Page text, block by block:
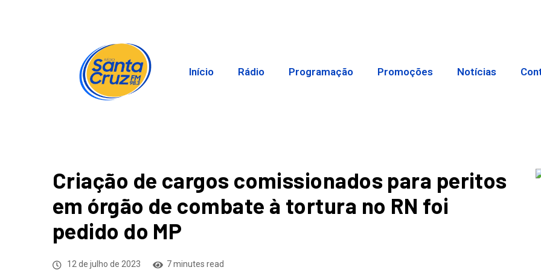
Início Rádio Programação Promoções Notícias
Criação de cargos comissionados para peritos
em órgão de combate à tortura no RN foi
pedido do MP
12 de julho de 2023 7 minutes read